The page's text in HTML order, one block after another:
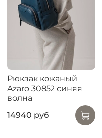
Рюкзак кожаный
Azaro 30852 синяя
волна
14940 руб